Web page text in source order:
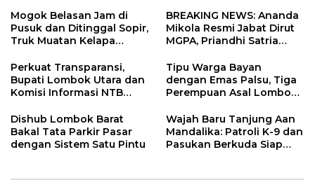
Kecamatan
Hakim Sendiri
Mogok Belasan Jam di
Pusuk dan Ditinggal Sopir,
Truk Muatan Kelapa
Kasat Lantas Laode
BREAKING NEWS: Ananda
Mikola Resmi Jabat Dirut
MGPA, Priandhi Satria
Perkuat Transparansi,
Bupati Lombok Utara dan
Komisi Informasi NTB
Keterbukaan Publik
Tipu Warga Bayan
dengan Emas Palsu, Tiga
Perempuan Asal Lombok
Dishub Lombok Barat
Bakal Tata Parkir Pasar
dengan Sistem Satu Pintu
Wajah Baru Tanjung Aan
Mandalika: Patroli K-9 dan
Pasukan Berkuda Siap